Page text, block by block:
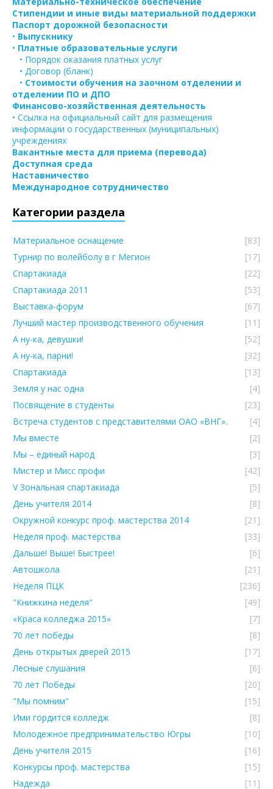
Стипендии и иные виды материальной поддержки
Паспорт дорожной безопасности
• Выпускнику
• Платные образовательные услуги
• Порядок оказания платных услуг
• Договор (бланк)
• Стоимости обучения на заочном отделении и
отделении ПО и ДПО
Финансово-хозяйственная деятельность
• Ссылка на официальный сайт для размещения
информации о государственных (муниципальных)
учреждениях
Вакантные места для приема (перевода)
Доступная среда
Наставничество
Международное сотрудничество
Категории раздела
Материальное оснащение
[83]
Турнир по волейболу в г Мегион
[17]
Спартакиада
[22]
Спартакиада 2011
[53]
Выставка-форум
[67]
Лучший мастер производственного обучения
[11]
А ну-ка, девушки!
[52]
А ну-ка, парни!
[32]
Спартакиада
[13]
Земля у нас одна
[4]
Посвящение в студенты
[23]
Встреча студентов с представителями ОАО «ВНГ».
[4]
Мы вместе
[2]
Мы – единый народ
[3]
Мистер и Мисс профи
[42]
V Зональная спартакиада
[5]
День учителя 2014
[8]
Окружной конкурс проф. мастерства 2014
[21]
Неделя проф. мастерства
[33]
Дальше! Выше! Быстрее!
[6]
Автошкола
[21]
Неделя ПЦК
[236]
"Книжкина неделя"
[49]
«Краса колледжа 2015»
[7]
70 лет победы
[8]
День открытых дверей 2015
[17]
Лесные слушания
[6]
70 лет Победы
[20]
"Мы помним"
[15]
Ими гордится колледж
[8]
Молодежное предпринимательство Югры
[10]
День учителя 2015
[16]
Конкурсы проф. мастерства
[15]
Надежда
[11]